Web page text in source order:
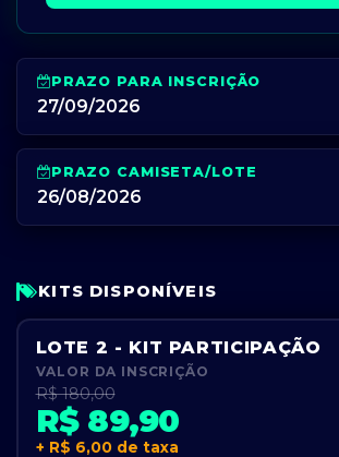
PRAZO PARA INSCRIÇÃO
27/09/2026
PRAZO CAMISETA/LOTE
26/08/2026
KITS DISPONÍVEIS
LOTE 2 - KIT PARTICIPAÇÃO
VALOR DA INSCRIÇÃO
R$ 180,00
R$ 89,90
+ R$ 6,00 de taxa